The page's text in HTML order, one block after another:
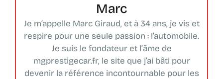
Marc
Je m’appelle Marc Giraud, et à 34 ans, je vis et
respire pour une seule passion : l’automobile.
Je suis le fondateur et l’âme de
mgprestigecar.fr, le site que j’ai bâti pour
devenir la référence incontournable pour les